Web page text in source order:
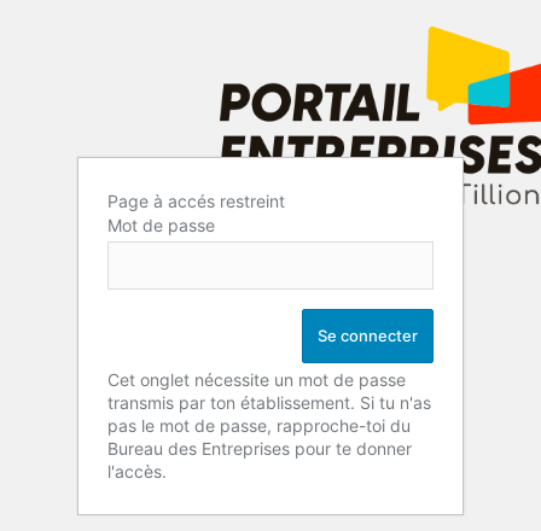
Page à accés restreint
Mot de passe
Cet onglet nécessite un mot de passe
transmis par ton établissement. Si tu n'as
pas le mot de passe, rapproche-toi du
Bureau des Entreprises pour te donner
l'accès.